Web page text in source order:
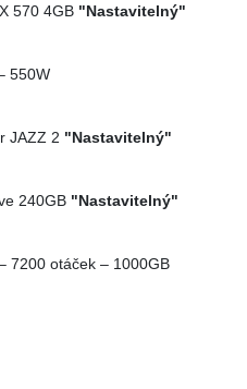
570 4GB "Nastavitelný"
550W
JAZZ 2 "Nastavitelný"
240GB "Nastavitelný"
7200 otáček – 1000GB